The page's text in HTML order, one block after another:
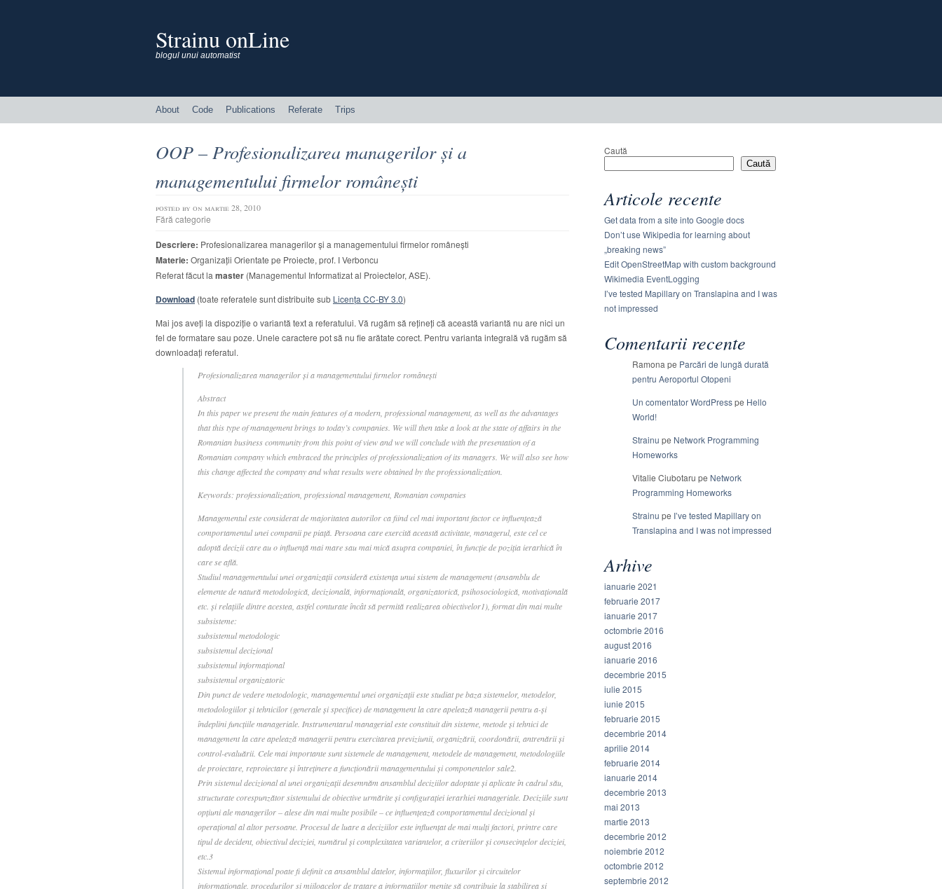
Strainu onLine
blogul unui automatist
About Code Publications Referate Trips
OOP – Profesionalizarea managerilor și a
managementului firmelor românești
posted by on martie 28, 2010
Fără categorie
Descriere: Profesionalizarea managerilor și a managementului firmelor românești
Materie: Organizații Orientate pe Proiecte, prof. I Verboncu
Referat făcut la master (Managementul Informatizat al Proiectelor, ASE).
Download (toate referatele sunt distribuite sub Licenţa CC-BY 3.0)
Mai jos aveți la dispoziție o variantă text a referatului. Vă rugăm să rețineți că această variantă nu are nici un
fel de formatare sau poze. Unele caractere pot să nu fie arătate corect. Pentru varianta integrală vă rugăm să
downloadați referatul.
Profesionalizarea managerilor şi a managementului firmelor româneşti
Abstract
In this paper we present the main features of a modern, professional management, as well as the advantages
that this type of management brings to today’s companies. We will then take a look at the state of affairs in the
Romanian business community from this point of view and we will conclude with the presentation of a
Romanian company which embraced the principles of professionalization of its managers. We will also see how
this change affected the company and what results were obtained by the professionalization.
Keywords: professionalization, professional management, Romanian companies
Managementul este considerat de majoritatea autorilor ca fiind cel mai important factor ce influenţează
comportamentul unei companii pe piaţă. Persoana care exercită această activitate, managerul, este cel ce
adoptă decizii care au o influenţă mai mare sau mai mică asupra companiei, în funcţie de poziţia ierarhică în
care se află.
Studiul managementului unei organizaţii consideră existenţa unui sistem de management (ansamblu de
elemente de natură metodologică, decizională, informaţională, organizatorică, psihosociologică, motivaţională
etc. şi relaţiile dintre acestea, astfel conturate încât să permită realizarea obiectivelor1), format din mai multe
subsisteme:
subsistemul metodologic
subsistemul decizional
subsistemul informaţional
subsistemul organizatoric
Din punct de vedere metodologic, managementul unei organizaţii este studiat pe baza sistemelor, metodelor,
metodologiilor şi tehnicilor (generale şi specifice) de management la care apelează managerii pentru a-şi
îndeplini funcţiile manageriale. Instrumentarul managerial este constituit din sisteme, metode şi tehnici de
management la care apelează managerii pentru exercitarea previziunii, organizării, coordonării, antrenării şi
control-evaluării. Cele mai importante sunt sistemele de management, metodele de management, metodologiile
de proiectare, reproiectare şi întreţinere a funcţionării managementului şi componentelor sale2.
Prin sistemul decizional al unei organizaţii desemnăm ansamblul deciziilor adoptate şi aplicate în cadrul său,
structurate corespunzător sistemului de obiective urmărite şi configuraţiei ierarhiei manageriale. Deciziile sunt
opţiuni ale managerilor – alese din mai multe posibile – ce influenţează comportamentul decizional şi
operaţional al altor persoane. Procesul de luare a deciziilor este influenţat de mai mulţi factori, printre care
tipul de decident, obiectivul deciziei, numărul şi complexitatea variantelor, a criteriilor şi consecinţelor deciziei,
etc.3
Sistemul informaţional poate fi definit ca ansamblul datelor, informaţiilor, fluxurilor şi circuitelor
informaţionale, procedurilor şi mijloacelor de tratare a informaţiilor menite să contribuie la stabilirea şi
Caută
Caută
Articole recente
Get data from a site into Google docs
Don’t use Wikipedia for learning about
„breaking news”
Edit OpenStreetMap with custom background
Wikimedia EventLogging
I’ve tested Mapillary on Translapina and I was
not impressed
Comentarii recente
Ramona pe Parcări de lungă durată
pentru Aeroportul Otopeni
Un comentator WordPresspe Hello
World!
Strainu pe Network Programming
Homeworks
Vitalie Ciubotaru pe Network
Programming Homeworks
Strainu pe I’ve tested Mapillary on
Translapina and I was not impressed
Arhive
ianuarie 2021
februarie 2017
ianuarie 2017
octombrie 2016
august 2016
ianuarie 2016
decembrie 2015
iulie 2015
iunie 2015
februarie 2015
decembrie 2014
aprilie 2014
februarie 2014
ianuarie 2014
decembrie 2013
mai 2013
martie 2013
decembrie 2012
noiembrie 2012
octombrie 2012
septembrie 2012